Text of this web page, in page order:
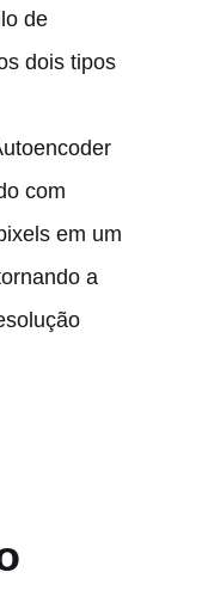
de
dois tipos
com
em um
a